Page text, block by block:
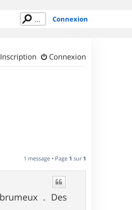
Connexion
Connexion
Inscription
1 message • Page 1 sur 1
. Des